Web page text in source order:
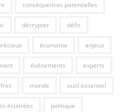
conséquences potentielles
décrypter défis
économie enjeux
événements experts
monde outil essentiel
éclairées politique